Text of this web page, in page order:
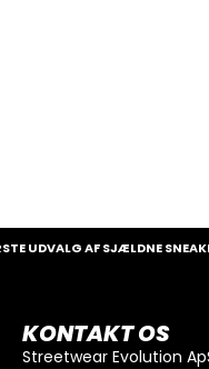
UDVALG AF SJÆLDNE
KONTAKT OS
Streetwear Evolution